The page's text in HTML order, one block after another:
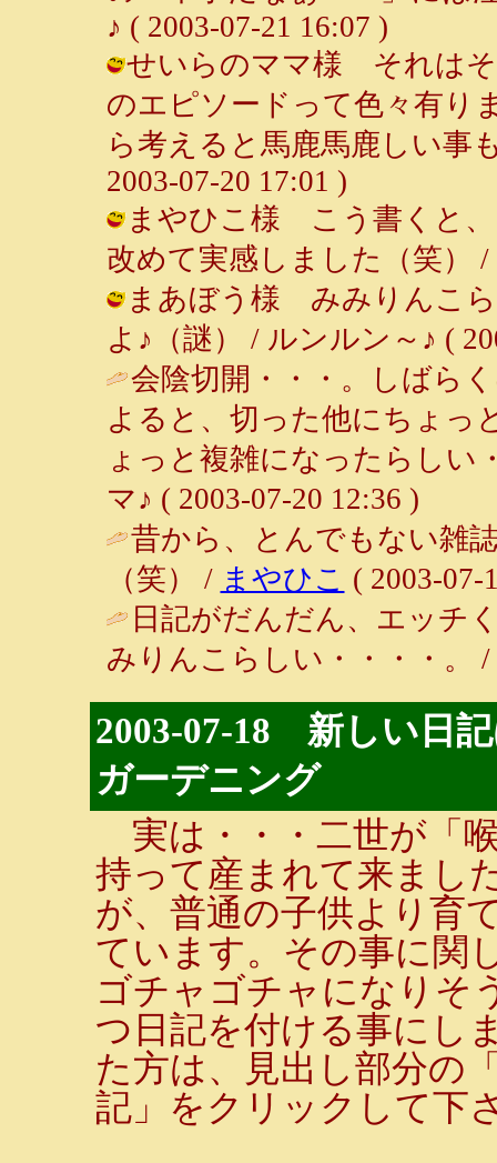
♪ ( 2003-07-21 16:07 )
せいらのママ様 それはそ
のエピソードって色々有り
ら考えると馬鹿馬鹿しい事
2003-07-20 17:01 )
まやひこ様 こう書くと、
改めて実感しました（笑） /
まあぼう様 みみりんこら
よ♪（謎） / ルンルン～♪ (
会陰切開・・・。しばら
よると、切った他にちょっ
ょっと複雑になったらしい
マ♪ ( 2003-07-20 12:36 )
昔から、とんでもない雑
（笑） / まやひこ ( 2003-07-
日記がだんだん、エッ
みりんこらしい・・・・。 /
2003-07-18 新しい日
ガーデニング
実は・・・二世が「
持って産まれて来まし
が、普通の子供より育
ています。その事に関
ゴチャゴチャになりそ
つ日記を付ける事にし
た方は、見出し部分の
記」をクリックして下